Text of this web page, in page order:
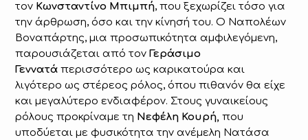
τον Κωνσταντίνο Μπιμπή, που ξεχωρίζει τόσο για
την άρθρωση, όσο και την κίνησή του. Ο Ναπολέων
Βοναπάρτης, μια προσωπικότητα αμφιλεγόμενη,
παρουσιάζεται από τον Γεράσιμο
Γεννατάπερισσότερο ως καρικατούρα και
λιγότερο ως στέρεος ρόλος, όπου πιθανόν θα είχε
και μεγαλύτερο ενδιαφέρον. Στους γυναικείους
ρόλους προκρίναμε τη Νεφέλη Κουρή, που
υποδύεται με φυσικότητα την ανέμελη Νατάσα